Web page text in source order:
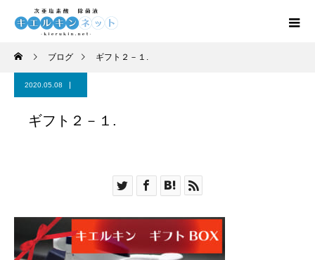
ブログ ギフト２－１.
2020.05.08
ギフト２－１.